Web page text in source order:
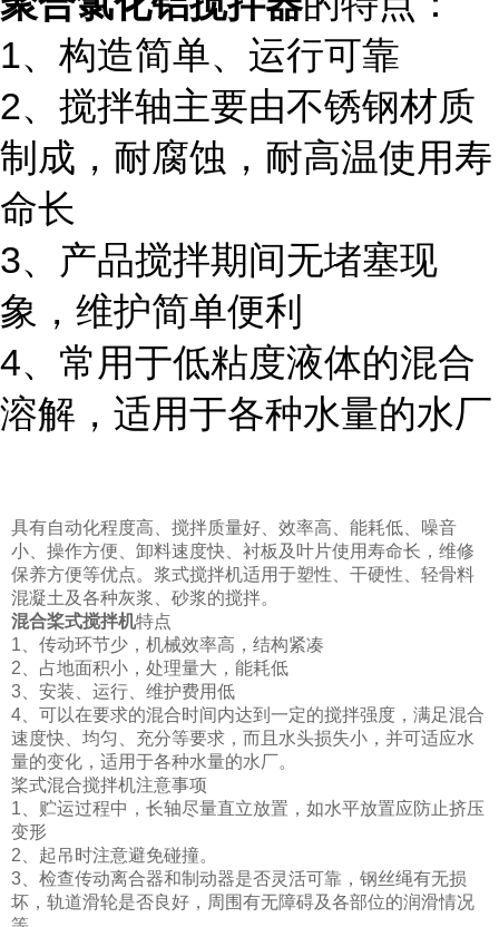
1、构造简单、运行可靠
2、搅拌轴主要由不锈钢材质
制成，耐腐蚀，耐高温使用寿
命长
3、产品搅拌期间无堵塞现
象，维护简单便利
4、常用于低粘度液体的混合
溶解，适用于各种水量的水厂
具有自动化程度高、搅拌质量好、效率高、能耗低、噪音
小、操作方便、卸料速度快、衬板及叶片使用寿命长，维修
保养方便等优点。浆式搅拌机适用于塑性、干硬性、轻骨料
混凝土及各种灰浆、砂浆的搅拌。
混合桨式搅拌机特点
1、传动环节少，机械效率高，结构紧凑
2、占地面积小，处理量大，能耗低
3、安装、运行、维护费用低
4、可以在要求的混合时间内达到一定的搅拌强度，满足混合
速度快、均匀、充分等要求，而且水头损失小，并可适应水
量的变化，适用于各种水量的水厂。
桨式混合搅拌机注意事项
1、贮运过程中，长轴尽量直立放置，如水平放置应防止挤压
变形
2、起吊时注意避免碰撞。
3、检查传动离合器和制动器是否灵活可靠，钢丝绳有无损
坏，轨道滑轮是否良好，周围有无障碍及各部位的润滑情况